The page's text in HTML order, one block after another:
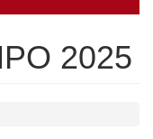
2025